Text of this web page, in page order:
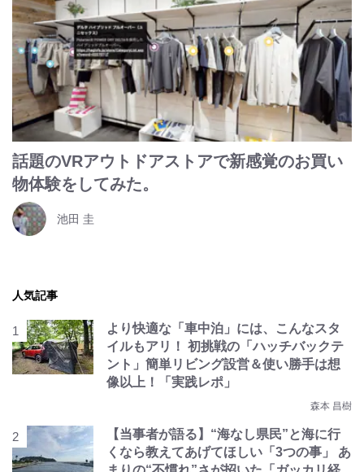
話題のVRアウトドアストアで新感覚のお買い
物体験をしてみた。
池田 圭
人気記事
より快適な「車中泊」には、こんなスタ
イルもアリ！ 初挑戦の「ハッチバックテ
ント」簡単リビング設営＆使い勝手は想
像以上！「実践レポ」
森本 昌樹
【当事者が語る】“海なし県民”と海に行
くなら教えてあげてほしい「3つの事」 あ